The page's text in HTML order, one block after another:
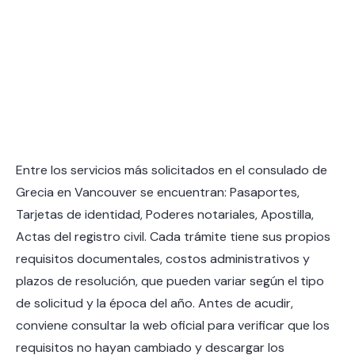
Entre los servicios más solicitados en el consulado de
Grecia en Vancouver se encuentran: Pasaportes,
Tarjetas de identidad, Poderes notariales, Apostilla,
Actas del registro civil. Cada trámite tiene sus propios
requisitos documentales, costos administrativos y
plazos de resolución, que pueden variar según el tipo
de solicitud y la época del año. Antes de acudir,
conviene consultar la web oficial para verificar que los
requisitos no hayan cambiado y descargar los